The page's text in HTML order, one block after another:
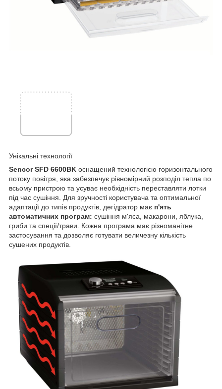
Унікальні технології
Sencor SFD 6600BK оснащений технологією горизонтального
потоку повітря, яка забезпечує рівномірний розподіл тепла по
всьому пристрою та усуває необхідність переставляти лотки
під час сушіння. Для зручності користувача та оптимальної
адаптації до типів продуктів, дегідратор має п'ять
автоматичних програм: сушіння м'яса, макарони, яблука,
гриби та спеції/трави. Кожна програма має різноманітне
застосування та дозволяє готувати величезну кількість
сушених продуктів.